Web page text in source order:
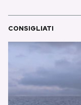
CONSIGLIATI